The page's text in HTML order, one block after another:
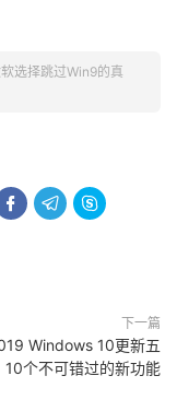
选择跳过Win9的真
  
下一篇
Windows 10更新五
10个不可错过的新功能